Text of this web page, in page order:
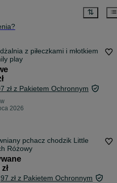
z piłeczkami i młotkiem
play
zł z Pakietem Ochronnym
2026
pchacz chodzik Little
Różowy
zł z Pakietem Ochronnym